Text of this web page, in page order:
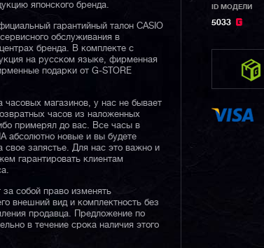
японского бренда.
гарантийный талон CASIO
обслуживания в
бренда. В комплекте с
на русском языке, фирменная
подарки от G-STORE
часовых магазинов, у нас не бывает
часов из наложенных
примерял до вас. Все часы в
абсолютно новые и вы будете
свое запястье. Для нас это важно и
гарантировать клиентам
за собой право изменять
внешний вид и комплектность без
продавца. Предложение по
в течение срока наличия этого
ID МОДЕЛИ
5033